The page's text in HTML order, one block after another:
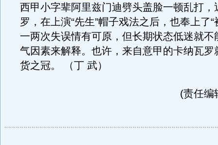
西甲小字辈阿里兹门迪劈头盖脸一顿乱打，
罗，在上演“先生”帽子戏法之后，也奉上了“
一两次失误情有可原，但长期状态低迷就不
气因素来解释。也许，来自意甲的卡纳瓦罗
货之冠。 （丁 武）
(责任编